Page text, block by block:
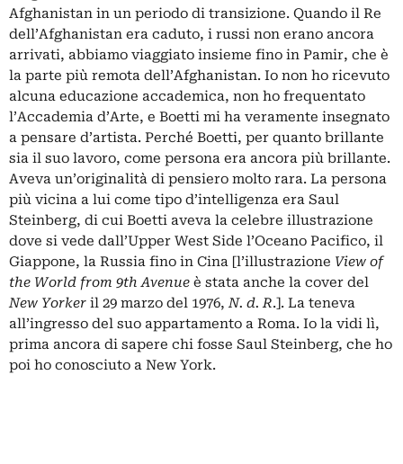
Afghanistan in un periodo di transizione. Quando il Re
dell’Afghanistan era caduto, i russi non erano ancora
arrivati, abbiamo viaggiato insieme fino in Pamir, che è
la parte più remota dell’Afghanistan. Io non ho ricevuto
alcuna educazione accademica, non ho frequentato
l’Accademia d’Arte, e Boetti mi ha veramente insegnato
a pensare d’artista. Perché Boetti, per quanto brillante
sia il suo lavoro, come persona era ancora più brillante.
Aveva un’originalità di pensiero molto rara. La persona
più vicina a lui come tipo d’intelligenza era Saul
Steinberg, di cui Boetti aveva la celebre illustrazione
dove si vede dall’Upper West Side l’Oceano Pacifico, il
Giappone, la Russia fino in Cina [l’illustrazione View of
the World from 9th Avenue è stata anche la cover del
New Yorker il 29 marzo del 1976,N. d. R.]. La teneva
all’ingresso del suo appartamento a Roma. Io la vidi lì,
prima ancora di sapere chi fosse Saul Steinberg, che ho
poi ho conosciuto a New York.